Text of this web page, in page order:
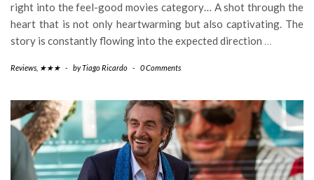
right into the feel-good movies category… A shot through the
heart that is not only heartwarming but also captivating. The
story is constantly flowing into the expected direction …
Reviews ★★★ - byTiago Ricardo - 0 Comments